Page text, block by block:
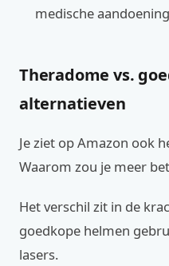
medische
Theradome vs.
alternatieven
Je ziet op Amazon ook
Waarom zou je meer
Het verschil zit in de
goedkope helmen
lasers.